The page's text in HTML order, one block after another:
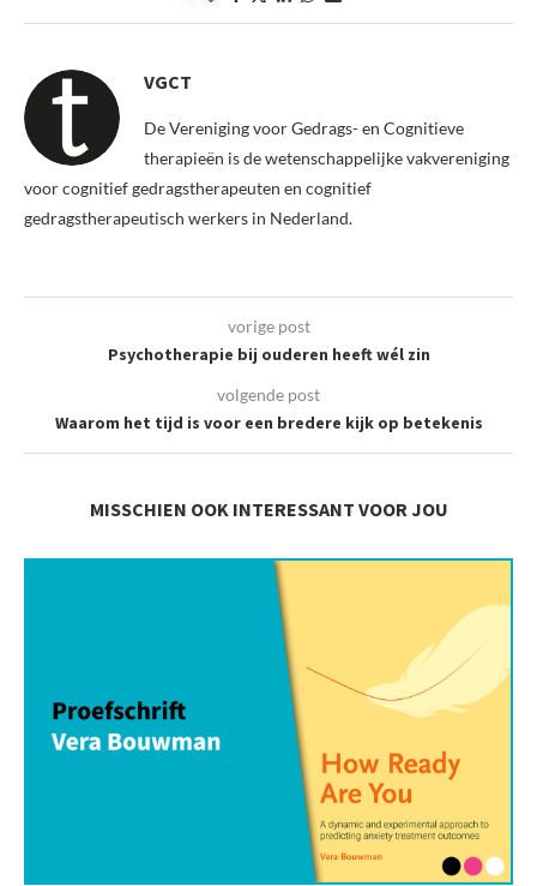
VGCT
De Vereniging voor Gedrags- en Cognitieve
therapieën is de wetenschappelijke vakvereniging
voor cognitief gedragstherapeuten en cognitief
gedragstherapeutisch werkers in Nederland.
vorige post
Psychotherapie bij ouderen heeft wél zin
volgende post
Waarom het tijd is voor een bredere kijk op betekenis
MISSCHIEN OOK INTERESSANT VOOR JOU